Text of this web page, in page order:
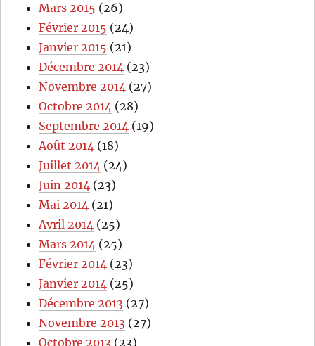
Mars 2015 (26)
Février 2015 (24)
Janvier 2015 (21)
Décembre 2014 (23)
Novembre 2014 (27)
Octobre 2014 (28)
Septembre 2014 (19)
Août 2014 (18)
Juillet 2014 (24)
Juin 2014 (23)
Mai 2014 (21)
Avril 2014 (25)
Mars 2014 (25)
Février 2014 (23)
Janvier 2014 (25)
Décembre 2013 (27)
Novembre 2013 (27)
Octobre 2013 (23)